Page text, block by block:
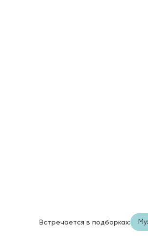
Встречается в подборках: